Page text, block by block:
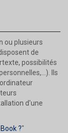
ou plusieurs
de
possibilités
Ils
d'une
?"